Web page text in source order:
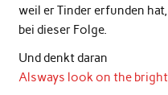
weil er Tinder erfunden
bei dieser Folge.
Und denkt daran
Alsways look on the